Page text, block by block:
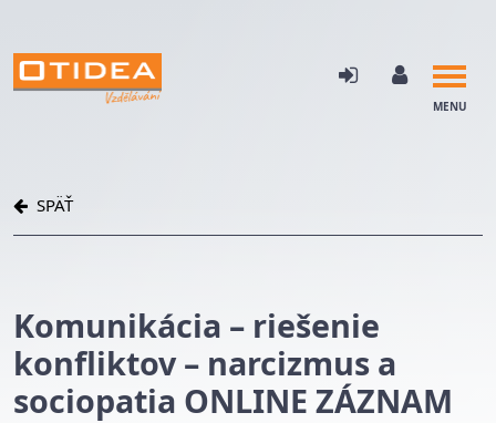
MENU
SPÄŤ
Komunikácia – riešenie
konfliktov – narcizmus a
sociopatia ONLINE ZÁZNAM